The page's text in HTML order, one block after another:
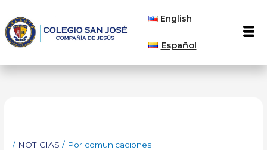
contenido
English
Español
/ NOTICIAS / Por comunicaciones